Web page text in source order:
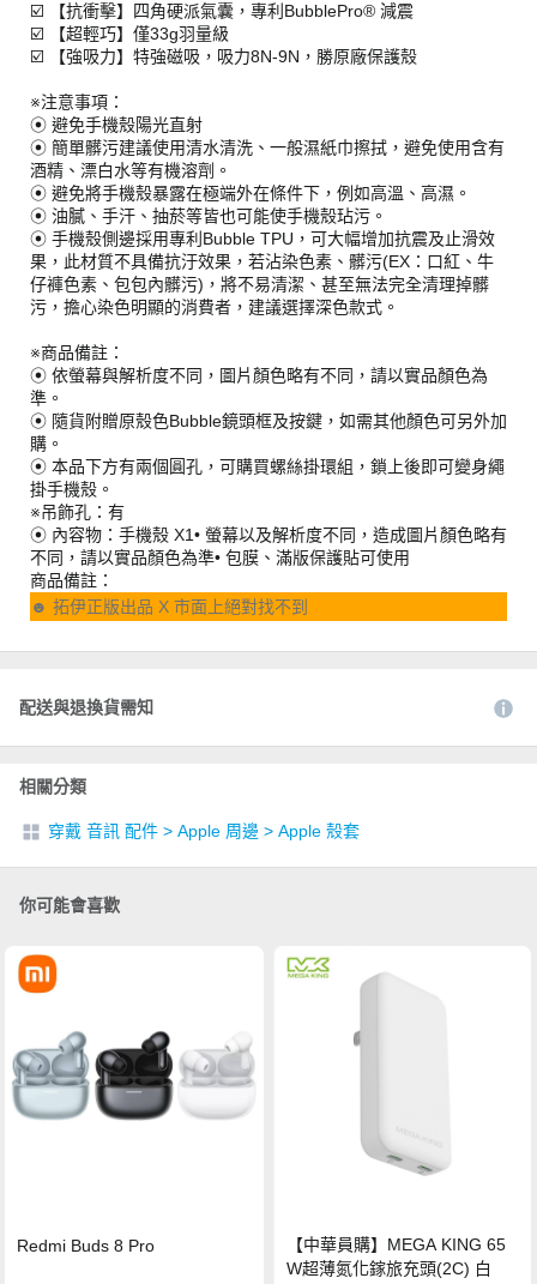
☑️ 【抗衝擊】四角硬派氣囊，專利BubblePro® 減震
☑️ 【超輕巧】僅33g羽量級
☑️ 【強吸力】特強磁吸，吸力8N-9N，勝原廠保護殼
※注意事項：
⦿ 避免手機殼陽光直射
⦿ 簡單髒污建議使用清水清洗、一般濕紙巾擦拭，避免使用含有
酒精、漂白水等有機溶劑。
⦿ 避免將手機殼暴露在極端外在條件下，例如高溫、高濕。
⦿ 油膩、手汗、抽菸等皆也可能使手機殼玷污。
⦿ 手機殼側邊採用專利Bubble TPU，可大幅增加抗震及止滑效
果，此材質不具備抗汙效果，若沾染色素、髒污(EX：口紅、牛
仔褲色素、包包內髒污)，將不易清潔、甚至無法完全清理掉髒
污，擔心染色明顯的消費者，建議選擇深色款式。
※商品備註：
⦿ 依螢幕與解析度不同，圖片顏色略有不同，請以實品顏色為
準。
⦿ 隨貨附贈原殼色Bubble鏡頭框及按鍵，如需其他顏色可另外加
購。
⦿ 本品下方有兩個圓孔，可購買螺絲掛環組，鎖上後即可變身繩
掛手機殼。
※吊飾孔：有
⦿ 內容物：手機殼 X1• 螢幕以及解析度不同，造成圖片顏色略有
不同，請以實品顏色為準• 包膜、滿版保護貼可使用
商品備註：
☻ 拓伊正版出品 X 市面上絕對找不到
配送與退換貨需知
相關分類
穿戴 音訊 配件 > Apple 周邊 > Apple 殼套
你可能會喜歡
Redmi Buds 8 Pro
【中華員購】MEGA KING 65
W超薄氮化鎵旅充頭(2C) 白